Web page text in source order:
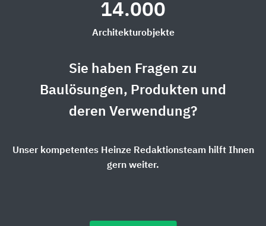
14.000
Architekturobjekte
Sie haben Fragen zu
Baulösungen, Produkten und
deren Verwendung?
Unser kompetentes Heinze Redaktionsteam hilft Ihnen
gern weiter.